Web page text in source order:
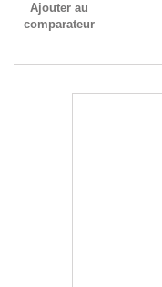
Ajouter au
comparateur